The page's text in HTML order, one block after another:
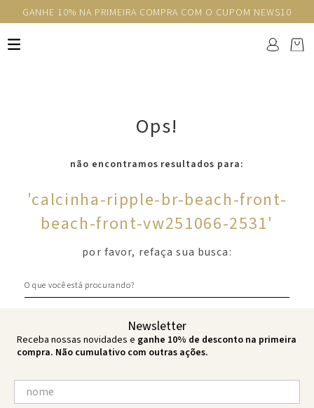
GANHE 10% NA PRIMEIRA COMPRA COM O CUPOM NEWS10
Ops!
não encontramos resultados para:
'calcinha-ripple-br-beach-front-
beach-front-vw251066-2531'
por favor, refaça sua busca:
Newsletter
Receba nossas novidades e ganhe 10% de desconto na primeira
compra. Não cumulativo com outras ações.